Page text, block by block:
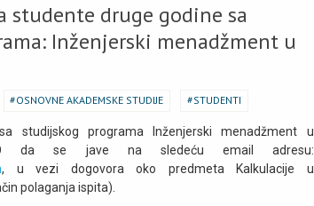
studente druge godine sa
Inženjerski menadžment u
OSNOVNE AKADEMSKE STUDIJE STUDENTI
studijskog programa Inženjerski menadžment u
da se jave na sledeću email adresu:
, u vezi dogovora oko predmeta Kalkulacije u
polaganja ispita).